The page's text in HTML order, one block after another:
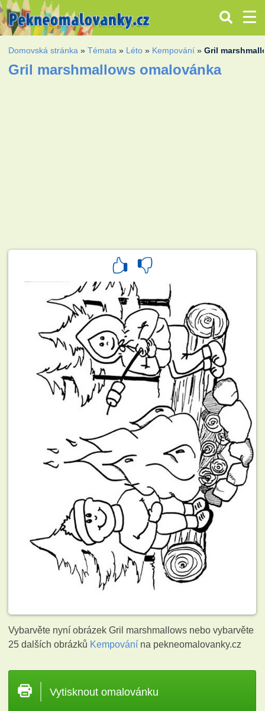
Domovská stránka »Témata » Léto » Kempování »Gril
Gril marshmallows omalovánka
Vybarvěte nyní obrázek Gril marshmallows nebo vybarvěte
25 dalších obrázků Kempování na pekneomalovanky.cz
Vytisknout omalovánku